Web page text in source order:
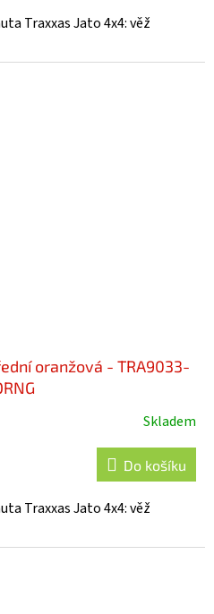
Traxxas Jato 4x4: věž
oranžová - TRA9033-
Skladem
Do košíku
Traxxas Jato 4x4: věž